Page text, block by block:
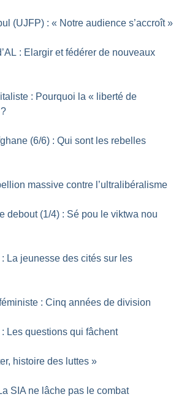
(UJFP) : « Notre audience s’accroît »
: Elargir et fédérer de nouveaux
: Pourquoi la « liberté de
?
(6/6) : Qui sont les rebelles
massive contre l’ultralibéralisme
debout (1/4) : Sé pou le viktwa nou
La jeunesse des cités sur les
: Cinq années de division
Les questions qui fâchent
histoire des luttes »
SIA ne lâche pas le combat